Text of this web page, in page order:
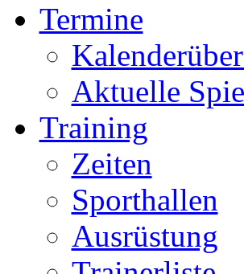
Termine
Aktuelle
Training
Zeiten
Sporthallen
Ausrüstung